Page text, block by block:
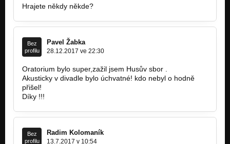
Nezařazeno
Aequinoctium (accoustic live 2017)
Since 1996 (live 20 let)
Rudý břečťan (live 20 let)
Nezařazeno
Mat věží a střelcem (live 20 let)
Nezařazeno
Kam se nesmí (live 20 let)
Hrajete někdy někde?
Bez
profilu
Pavel Žabka
28.12.2017 ve 22:30
Oratorium bylo super,zažil jsem Husův sbor .
Akusticky v divadle bylo úchvatné! kdo nebyl o hodně
přišel!
Díky !!!
Bez
profilu
Radim Kolomaník
13.7.2017 v 10:54